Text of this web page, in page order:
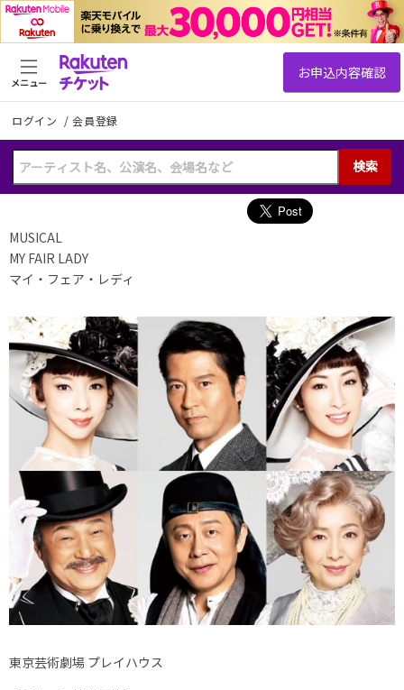
ログイン /会員登録
検索
メニュー
MUSICAL
MY FAIR LADY
マイ・フェア・レディ
東京芸術劇場 プレイハウス